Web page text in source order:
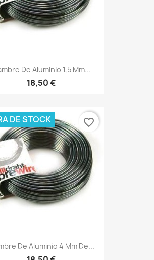
De Aluminio 1,5 Mm...
18,50 €
De Aluminio 4 Mm De...
DE STOCK favorite_border